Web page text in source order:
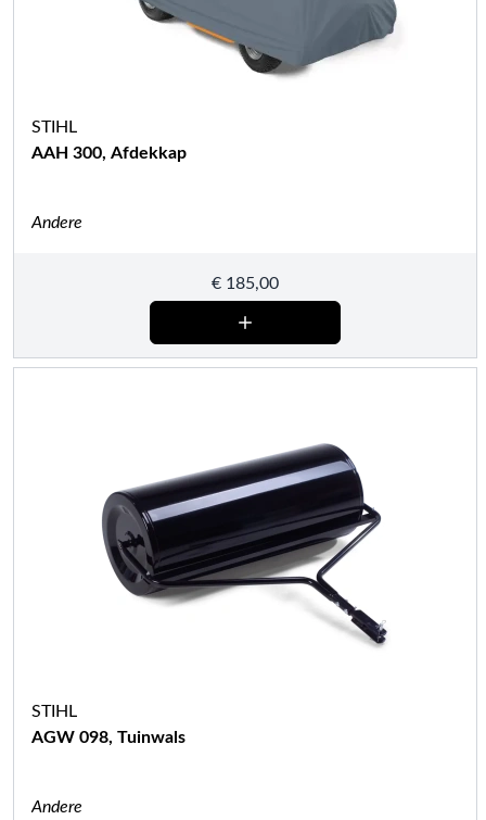
STIHL
AAH 300, Afdekkap
Andere
€ 185,00
STIHL
AGW 098, Tuinwals
Andere